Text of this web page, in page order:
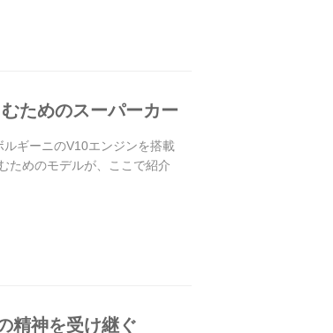
ためのスーパーカー
ギーニのV10エンジンを搭載
ためのモデルが、ここで紹介
精神を受け継ぐ